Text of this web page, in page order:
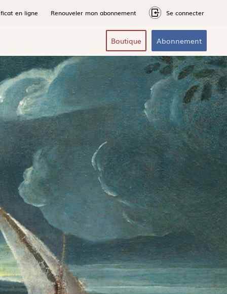
en ligne Renouveler mon abonnement Se connecter
Boutique Abonnement